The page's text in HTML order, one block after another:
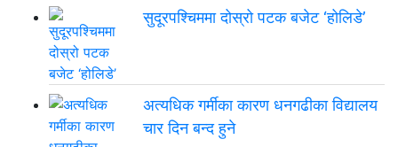
सुदूरपश्चिममा दोस्रो पटक बजेट ‘होलिडे’
अत्यधिक गर्मीका कारण धनगढीका विद्यालय
चार दिन बन्द हुने